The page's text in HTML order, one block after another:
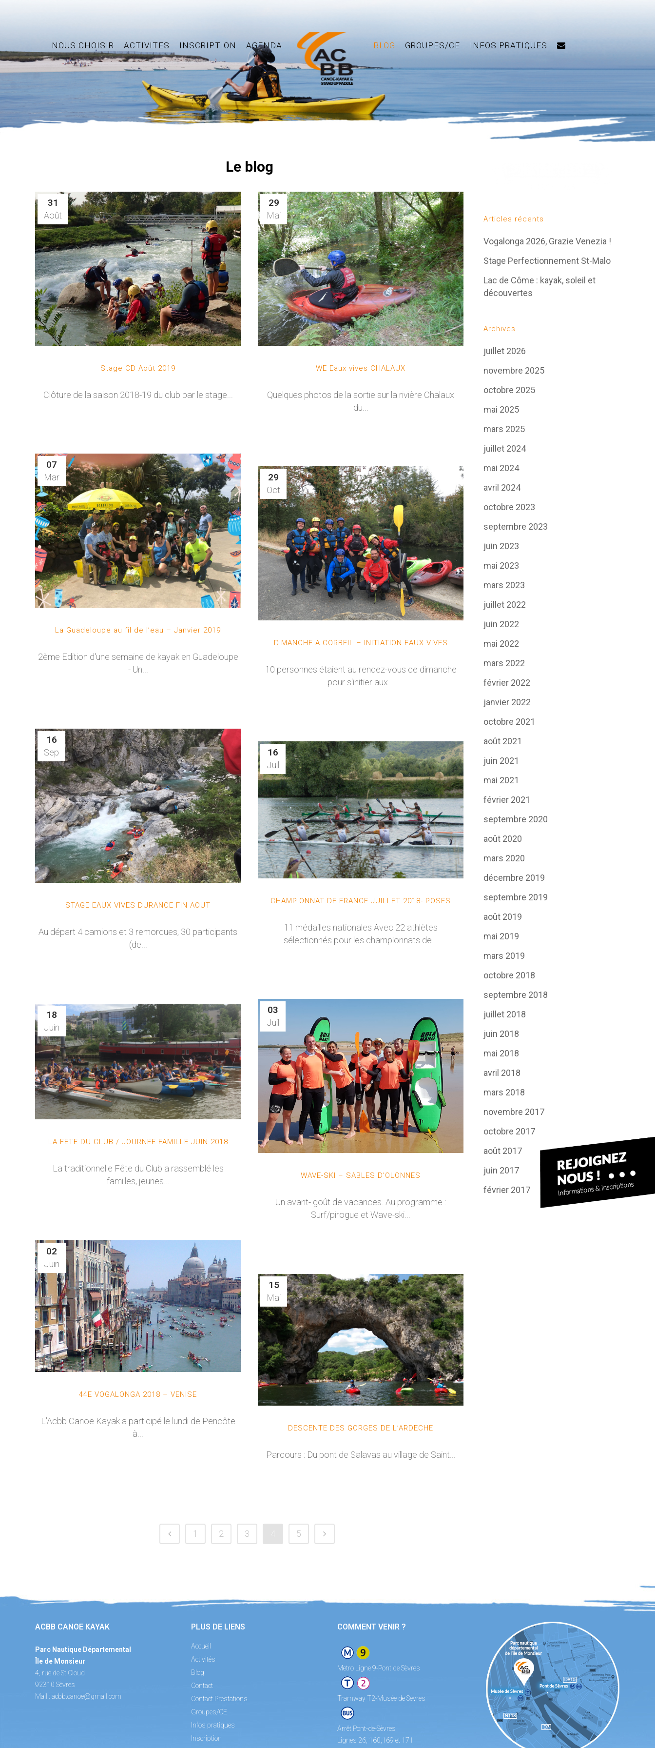
NOUS CHOISIR ACTIVITES INSCRIPTION AGENDA BLOG GROUPES/CE INFOS PRATIQUES
Le blog
31
Août
Stage CD Août 2019
Clôture de la saison 2018-19 du club par le stage...
29
Mai
WE Eaux vives CHALAUX
Quelques photos de la sortie sur la rivière Chalaux
du...
07
Mar
La Guadeloupe au fil de l’eau – Janvier 2019
2ème Edition d'une semaine de kayak en Guadeloupe
- Un...
29
Oct
DIMANCHE A CORBEIL – INITIATION EAUX VIVES
10 personnes étaient au rendez-vous ce dimanche
pour s'initier aux...
16
Sep
STAGE EAUX VIVES DURANCE FIN AOUT
Au départ 4 camions et 3 remorques, 30 participants
(de...
16
Juil
CHAMPIONNAT DE FRANCE JUILLET 2018- POSES
11 médailles nationales Avec 22 athlètes
sélectionnés pour les championnats de...
03
Juil
WAVE-SKI – SABLES D’OLONNES
Un avant- goût de vacances. Au programme :
Surf/pirogue et Wave-ski...
18
Juin
LA FETE DU CLUB / JOURNEE FAMILLE JUIN 2018
La traditionnelle Fête du Club a rassemblé les
familles, jeunes...
02
Juin
44E VOGALONGA 2018 – VENISE
L'Acbb Canoë Kayak a participé le lundi de Pencôte
à...
15
Mai
DESCENTE DES GORGES DE L’ARDECHE
Parcours : Du pont de Salavas au village de Saint...
1 2 3 4 5
Articles récents
Vogalonga 2026, Grazie Venezia !
Stage Perfectionnement St-Malo
Lac de Côme : kayak, soleil et
découvertes
Archives
juillet 2026
novembre 2025
octobre 2025
mai 2025
mars 2025
juillet 2024
mai 2024
avril 2024
octobre 2023
septembre 2023
juin 2023
mai 2023
mars 2023
juillet 2022
juin 2022
mai 2022
mars 2022
février 2022
janvier 2022
octobre 2021
août 2021
juin 2021
mai 2021
février 2021
septembre 2020
août 2020
mars 2020
décembre 2019
septembre 2019
août 2019
mai 2019
mars 2019
octobre 2018
septembre 2018
juillet 2018
juin 2018
mai 2018
avril 2018
mars 2018
novembre 2017
octobre 2017
août 2017
juin 2017
février 2017
ACBB CANOE KAYAK
Parc Nautique Départemental
Île de Monsieur
4, rue de St Cloud
92310 Sèvres
Mail : acbb.canoe@gmail.com
PLUS DE LIENS
Accueil
Activités
Blog
Contact
Contact Prestations
Groupes/CE
Infos pratiques
Inscription
COMMENT VENIR ?
Metro Ligne 9-Pont de Sèvres
Tramway T2-Musée de Sèvres
Arrêt Pont-de-Sèvres
Lignes 26, 160,169 et 171